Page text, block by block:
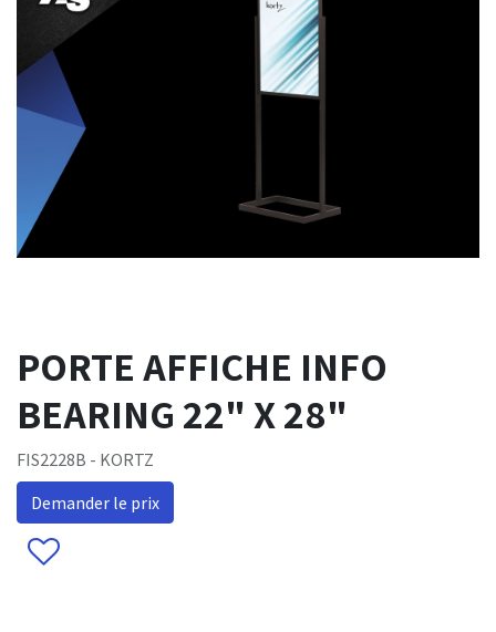
PORTE AFFICHE INFO
BEARING 22" X 28"
FIS2228B - KORTZ
Demander le prix